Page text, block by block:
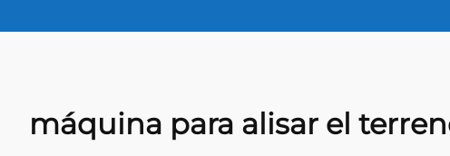
máquina para alisar el